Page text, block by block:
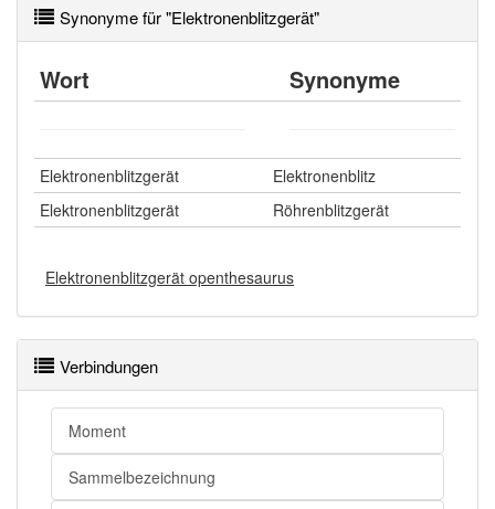
Synonyme für "Elektronenblitzgerät"
Wort Synonyme
Elektronenblitzgerät
Elektronenblitz
Elektronenblitzgerät
Röhrenblitzgerät
Elektronenblitzgerät openthesaurus
Verbindungen
Moment
Sammelbezeichnung